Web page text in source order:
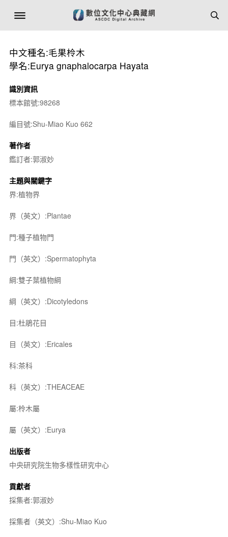
中文種名:毛果柃木
學名:Eurya gnaphalocarpa Hayata
識別資訊
標本館號:98268
編目號:Shu-Miao Kuo 662
著作者
鑑訂者:郭淑妙
主題與關鍵字
界:植物界
界（英文）:Plantae
門:種子植物門
門（英文）:Spermatophyta
綱:雙子葉植物綱
綱（英文）:Dicotyledons
目:杜鵑花目
目（英文）:Ericales
科:茶科
科（英文）:THEACEAE
屬:柃木屬
屬（英文）:Eurya
出版者
中央研究院生物多樣性研究中心
貢獻者
採集者:郭淑妙
採集者（英文）:Shu-Miao Kuo